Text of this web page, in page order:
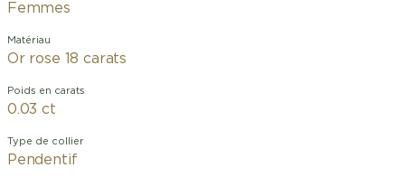
Femmes
Matériau
Or rose 18 carats
Poids en carats
0.03 ct
Type de collier
Pendentif